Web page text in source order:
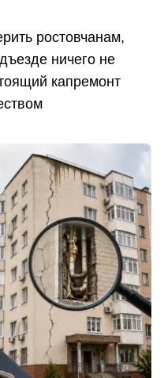
ростовчанам,
ничего не
капремонт